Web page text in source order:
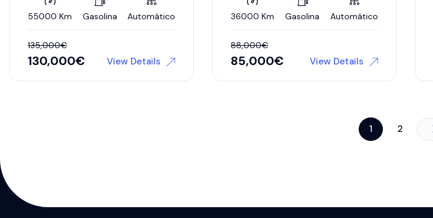
55000 Km Gasolina Automático
135,000€
130,000€ View Details
36000 Km Gasolina Automático
88,000€
85,000€ View Details
1 2